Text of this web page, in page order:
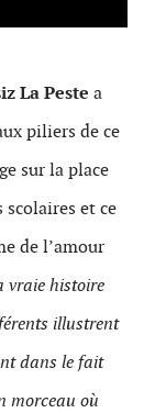
La Peste a
piliers de ce
sur la place
et ce
de l’amour
vraie histoire
illustrent
dans le fait
morceau où